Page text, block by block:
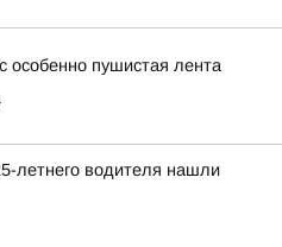
особенно пушистая лента
летнего водителя нашли